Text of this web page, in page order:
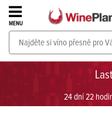
24 dní 22
MENU
PROSECCO v